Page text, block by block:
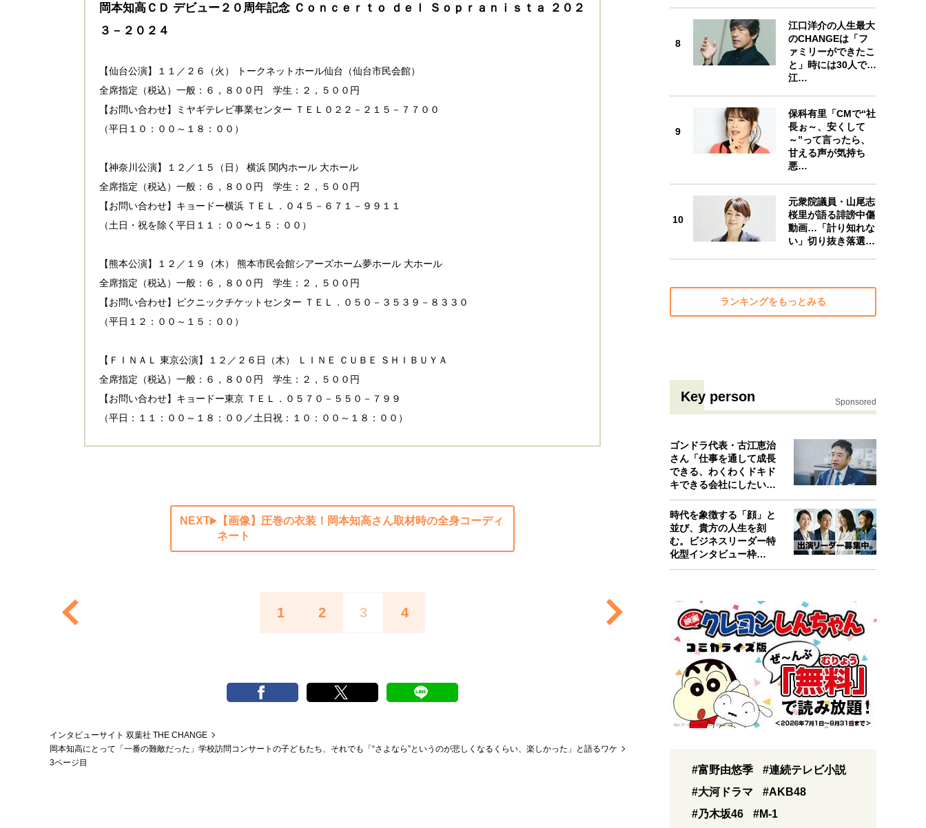
岡本知高ＣＤ デビュー２０周年記念 Ｃｏｎｃｅｒｔｏ ｄｅｌ Ｓｏｐｒａｎｉｓｔａ ２０２
３－２０２４
【仙台公演】１１／２６（火） トークネットホール仙台（仙台市民会館）
全席指定（税込）一般：６，８００円 学生：２，５００円
【お問い合わせ】ミヤギテレビ事業センター ＴＥＬ０２２－２１５－７７００
（平日１０：００～１８：００）
【神奈川公演】１２／１５（日） 横浜 関内ホール 大ホール
全席指定（税込）一般：６，８００円 学生：２，５００円
【お問い合わせ】キョードー横浜 ＴＥＬ．０４５－６７１－９９１１
（土日・祝を除く平日１１：００〜１５：００）
【熊本公演】１２／１９（木） 熊本市民会館シアーズホーム夢ホール 大ホール
全席指定（税込）一般：６，８００円 学生：２，５００円
【お問い合わせ】ピクニックチケットセンター ＴＥＬ．０５０－３５３９－８３３０
（平日１２：００～１５：００）
【ＦＩＮＡＬ 東京公演】１２／２６日（木） ＬＩＮＥ ＣＵＢＥ ＳＨＩＢＵＹＡ
全席指定（税込）一般：６，８００円 学生：２，５００円
【お問い合わせ】キョードー東京 ＴＥＬ．０５７０－５５０－７９９
（平日：１１：００～１８：００／土日祝：１０：００～１８：００）
NEXT
【画像】圧巻の衣装！岡本知高さん取材時の全身コーディ
ネート
1 2 3 4
インタビューサイト 双葉社 THE CHANGE
岡本知高にとって「一番の難敵だった」学校訪問コンサートの子どもたち、それでも「“さよなら”というのが悲しくなるくらい、楽しかった」と語るワケ
3ページ目
8
江口洋介の人生最大
のCHANGEは「フ
ァミリーができたこ
と」時には30人で…
江…
9
保科有里「CMで“社
長ぉ～、安くして
～”って言ったら、
甘える声が気持ち
悪…
10
元衆院議員・山尾志
桜里が語る誹謗中傷
動画…「計り知れな
い」切り抜き落選…
ランキングをもっとみる
Key person Sponsored
ゴンドラ代表・古江恵治
さん「仕事を通して成長
できる、わくわくドキド
キできる会社にしたいと
考えたんで…
時代を象徴する「顔」と
並び、貴方の人生を刻
む。ビジネスリーダー特
化型インタビュー枠
『Key person』始…
#富野由悠季
#連続テレビ小説
#大河ドラマ
#AKB48
#乃木坂46
#M-1